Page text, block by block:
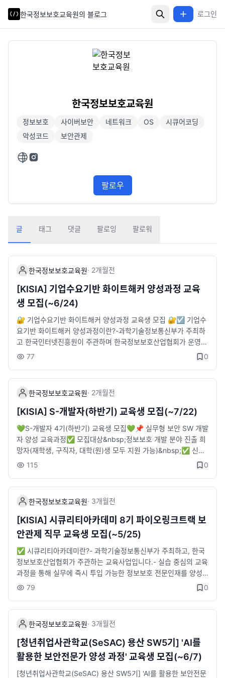
한국정보보호교육원의 블로그 로그인
한국정보보호교육원
정보보호 사이버보안 네트워크 OS
시큐어코딩
악성코드
보안관제
팔로우
글 태그 댓글 팔로잉 팔로워
한국정보보호교육원· 2개월전
[KISIA] 기업수요기반 화이트해커 양성과정 교육
생 모집(~6/24)
🔐 기업수요기반 화이트해커 양성과정 교육생 모집 🔐☑️ 기업수
요기반 화이트해커 양성과정이란?-과학기술정보통신부가 주최하
고 한국인터넷진흥원이 주관하며 한국정보보호산업협회가 운영하
는 교육사업-공통교육과 심화교육 바탕의 집체교육을 진행한 후,
집기간~ 2026.06.24(수) 23:59👨‍🎓 교육대상2026년 기준 대학
졸업예정자, 졸업자, 구직자(30명 모집)- 정보보호 관련 전공자 및
자격증 소지 등 기본지식을 갖춘 자- 교육 종료 후 취업 연계가 가
능한 자- 교육 일정에 참여 가능한 자 ('26.7~'26.12, 일 8시간)🗓️
교육일정- 공통과정(4주) : 2026.07.03(금) ~ 2026.07.31(금)-
심화과정(8주)· 취약점 분석 트랙 : 2026.08.03(월) ~ 2026.08.
31(월)· 디지털 포렌식 트랙 : 2026.09.01(화) ~ 2026.09.30
(수)- 프로젝트(8주) : 2026.10.01(목) ~ 2026.11.27(금)- 프로
발절차서류전형(6.25) → 온라인 면접(6.26) → 최종합격(6.30)
✍️ 신청방법기업수요기반 화이트해커 양성과정 신청 구글폼 등록
및 신청 -&gt; 바로가기📍 교육장소동서대학교 센텀캠퍼스(부산
해운대구 센텀중앙로 55)⏰ 교육시간- 09:00~18:00(주말·공휴
일 제외)🎁 교육혜택- 100% 전액 무료 교육- 교육수당 50만원
지급- 취업 지원 프로그램 제공(채용설명회, 이력서 및 포트폴리오
첨삭, 모의면접 등)- 팀 프로젝트 활동 및 전문가 멘토링 지원- 프
로젝트 기간 중 교육생 전원 노트북 지원- 인턴십 기회 부여 및 채
용연계 지원(23개사)📞 문의처T. 02-6418-5659 / 02-6748-2
030E. wjsdpwls77@kisia.or.kr / cyt0521@kisia.or.kr
77 0
한국정보보호교육원· 2개월전
[KISIA] S-개발자(하반기) 교육생 모집(~7/22)
💚S-개발자 4기(하반기) 교육생 모집💚📌 실무형 보안 SW 개발
자 양성 교육과정✅ 모집대상&nbsp;정보보호 개발 분야 진출 희
망자(재학생, 구직자, 대학(원)생 모두 지원 가능)&nbsp;✅ 신청
방법&nbsp;STEP① 구글폼 신청 등록 https://link24.kr/DwGL
p; - 보안전문화 교육 6주(오프라인,10:00~17:00)&nbsp; - 팀
프로젝트 12주(온·오프라인, 주 2회 오프라인 예정)🎁 교육혜택&
nbsp; - 전액 무료 교육(내일배움카드와 무관)&nbsp; - 매월 80
만원 교육지원금 지급&nbsp; - 창업지원금 및 과학기술정보통신
부 장관상 수여&nbsp; - 전용 교육장, 노트북, 테스트베드 및 개발
인프라 지원&nbsp; - 전문가 프로젝트 멘토링 지원&nbsp; - 프
로젝트 특허출원 지원 기회 제공📞 문의처&nbsp; - (E) lyn1224
@kisia.or.kr&nbsp; - (T) 02-6418-5672→ 4기 홍보 영상 보
러가기
115 0
한국정보보호교육원· 3개월전
[KISIA] 시큐리티아카데미 8기 파이오링크트랙 보
안관제 직무 교육생 모집(~5/25)
✅ 시큐리티아카데미란?- 과학기술정보통신부가 주최하고, 한국
정보보호산업협회가 주관하는 교육사업입니다.- 실습 중심의 교육
과정을 통해 실무에 즉시 투입 가능한 정보보호 전문인재를 양성
하는 채용연계형 교육과정입니다.​✅ 기업형 과정이란?- 다수의
투어 및 현직자와의 네트워킹 기회 제공​🛡️모집 트랙- 파이오링크
트랙(보안관제, 정규직 전환 대상 인턴)​⭐ 모집대상- 4년제 이상 I
T 유관학과 졸업(예정)자 트랙별 20명※ 보안관제 직무 10명 선발
예정​⭐ 우대조건- '26년 8월 기준 4년제 졸업자 또는 졸업예정
자- 정보보호 관련 기술 및 자격증 보유자- 교육 종료 후 취업 연계
가능자​📜 선발절차1) 접수마감 : 5월 25일(월)까지2) 서류 발표:
79 0
한국정보보호교육원· 3개월전
[청년취업사관학교(SeSAC) 용산 SW5기] 'AI를
활용한 보안전문가 양성 과정' 교육생 모집(~6/7)
[청년취업사관학교(SeSAC) 용산 SW5기] 'AI를 활용한 보안전문